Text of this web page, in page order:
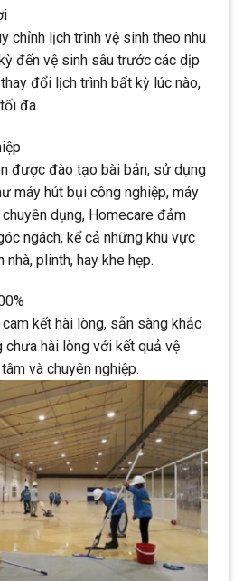
chỉnh lịch trình vệ sinh theo nhu
đến vệ sinh sâu trước các dịp
đổi lịch trình bất kỳ lúc nào,
đa.
được đào tạo bài bản, sử dụng
máy hút bụi công nghiệp, máy
dụng, Homecare đảm
ngách, kể cả những khu vực
plinth, hay khe hẹp.
kết hài lòng, sẵn sàng khắc
chưa hài lòng với kết quả vệ
và chuyên nghiệp.